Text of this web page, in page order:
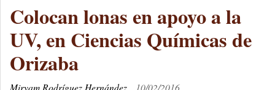
Colocan lonas en apoyo a la
UV, en Ciencias Químicas de
Orizaba
Miryam Rodríguez Hernández 10/02/2016